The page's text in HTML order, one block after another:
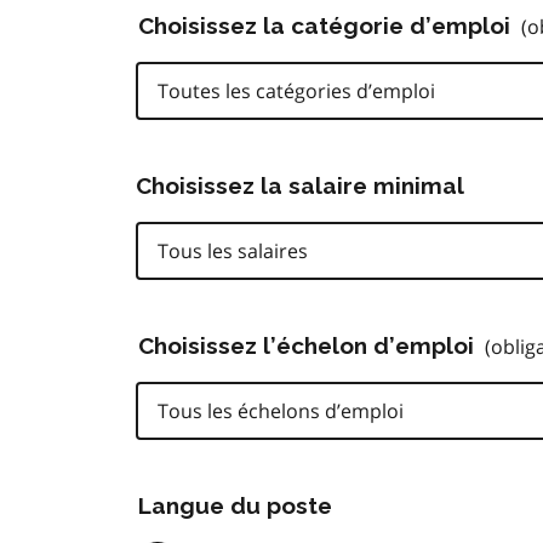
Choisissez la catégorie d’emploi
Toutes les catégories d’emploi
Choisissez la salaire minimal
Choisissez l’échelon d’emploi
Tous les échelons d’emploi
Langue du poste